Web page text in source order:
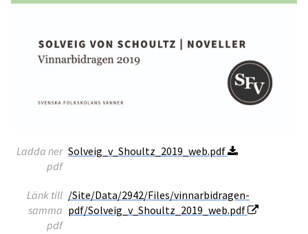
Ladda ner
pdf
Solveig_v_Shoultz_2019_web.pdf
Länk till
samma
pdf
/Site/Data/2942/Files/vinnarbidragen-
pdf/Solveig_v_Shoultz_2019_web.pdf